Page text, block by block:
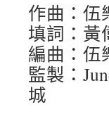
作曲：伍
填詞：黃
編曲：伍
監製：
城